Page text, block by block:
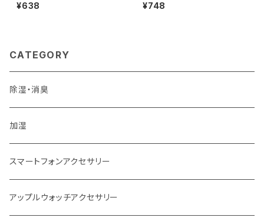
¥638 ¥748
CATEGORY
除湿・消臭
加湿
スマートフォンアクセサリー
アップルウォッチアクセサリー